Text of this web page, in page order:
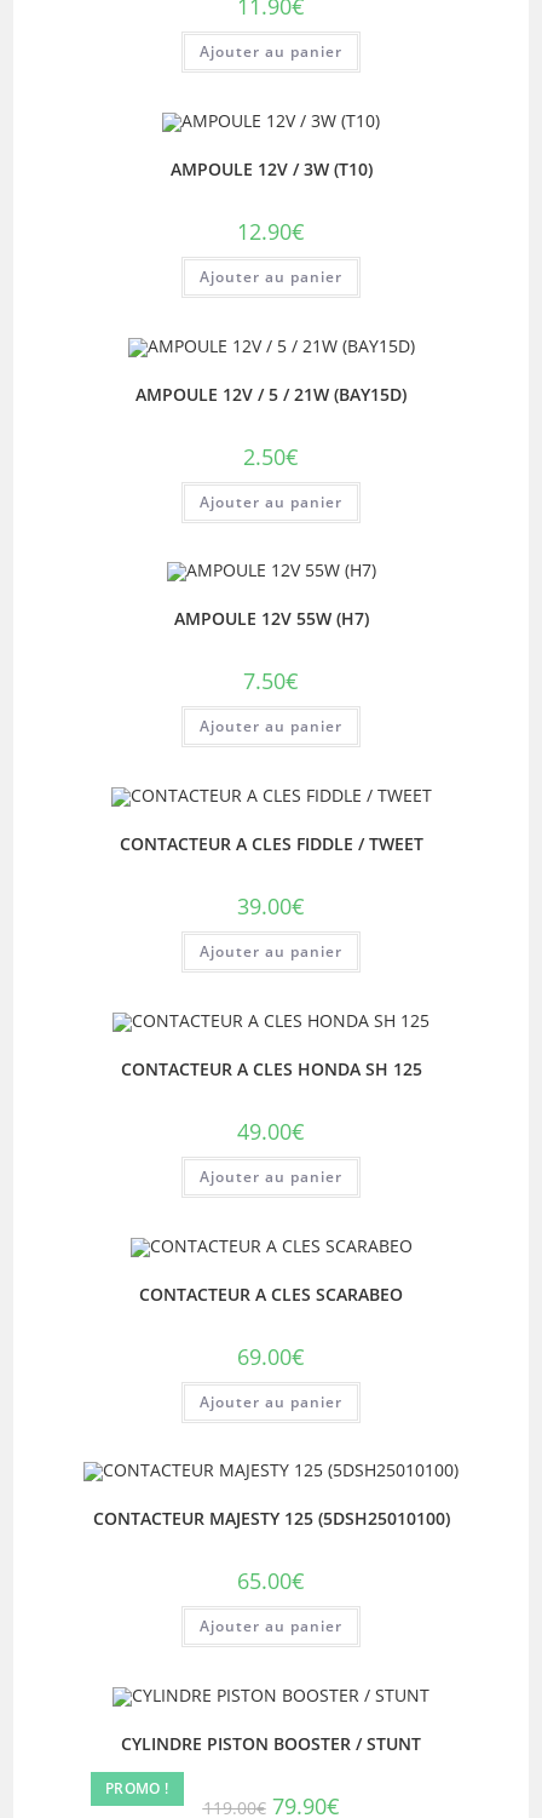
11.90€
Ajouter au panier
AMPOULE 12V / 3W (T10)
12.90€
Ajouter au panier
AMPOULE 12V / 5 / 21W (BAY15D)
2.50€
Ajouter au panier
AMPOULE 12V 55W (H7)
7.50€
Ajouter au panier
CONTACTEUR A CLES FIDDLE / TWEET
39.00€
Ajouter au panier
CONTACTEUR A CLES HONDA SH 125
49.00€
Ajouter au panier
CONTACTEUR A CLES SCARABEO
69.00€
Ajouter au panier
CONTACTEUR MAJESTY 125 (5DSH25010100)
65.00€
Ajouter au panier
PROMO !
CYLINDRE PISTON BOOSTER / STUNT
119.00€ Le
79.90€Le